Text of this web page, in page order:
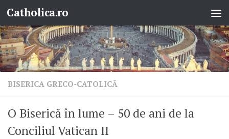
Skip to content
Catholica.ro
BISERICA GRECO-CATOLICĂ
O Biserică în lume – 50 de ani de la
Conciliul Vatican II